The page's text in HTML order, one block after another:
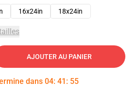
16x24in 18x24in
AJOUTER AU PANIER
dans 04: 41 : 54